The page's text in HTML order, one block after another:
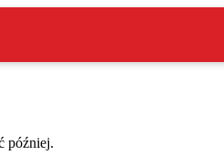
później.